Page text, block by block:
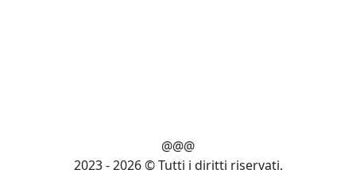
@@@
2023 - 2026 © Tutti i diritti riservati.